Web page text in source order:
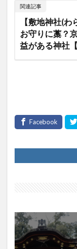
関連記事
【敷地神社(
お守りに藁？
益がある神社